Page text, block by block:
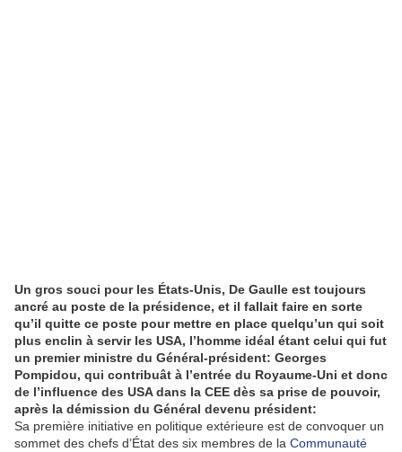
Un gros souci pour les États-Unis, De Gaulle est toujours
ancré au poste de la présidence, et il fallait faire en sorte
qu’il quitte ce poste pour mettre en place quelqu’un qui soit
plus enclin à servir les USA, l’homme idéal étant celui qui fut
un premier ministre du Général-président: Georges
Pompidou, qui contribuât à l’entrée du Royaume-Uni et donc
de l’influence des USA dans la CEE dès sa prise de pouvoir,
après la démission du Général devenu président:
Sa première initiative en politique extérieure est de convoquer un
sommet des chefs d’État des six membres de la Communauté